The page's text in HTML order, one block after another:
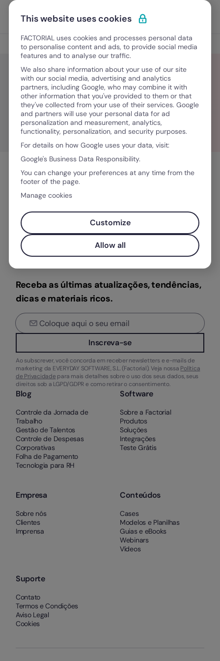
Ir para o conteúdo
Experimente Grátis
Blog
Katharyn Valier
Receba as últimas atualizações, tendências,
dicas e materiais ricos.
Inscreva-se
Ao subscrever, você concorda em receber newsletters e e-mails de
marketing da EVERYDAY SOFTWARE, S.L. (Factorial). Veja nossa Política
de Privacidade para mais detalhes sobre o uso dos seus dados, seus
direitos sob a LGPD/GDPR e como retirar o consentimento.
Blog
Controle da Jornada de
Trabalho
Gestão de Talentos
Controle de Despesas
Corporativas
Folha de Pagamento
Tecnologia para RH
Software
Sobre a Factorial
Produtos
Soluções
Integrações
Teste Grátis
Empresa
Sobre nós
Clientes
Imprensa
Conteúdos
Cases
Modelos e Planilhas
Guias e eBooks
Webinars
Vídeos
Suporte
Contato
Termos e Condições
Aviso Legal
Cookies
This website uses cookies
FACTORIAL uses cookies and processes personal data
to personalise content and ads, to provide social media
features and to analyse our traffic.
We also share information about your use of our site
with our social media, advertising and analytics
partners, including Google, who may combine it with
other information that you've provided to them or that
they've collected from your use of their services. Google
and partners will use your personal data for ad
personalization and measurement, analytics,
functionality, personalization, and security purposes.
For details on how Google uses your data, visit:
Google's Business Data Responsibility.
You can change your preferences at any time from the
footer of the page.
Manage cookies
Customize
Allow all